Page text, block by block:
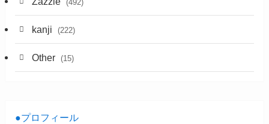
(492)
kanji (222)
Other (15)
●プロフィール